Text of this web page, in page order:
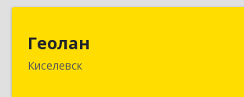
Геолан
Киселевск